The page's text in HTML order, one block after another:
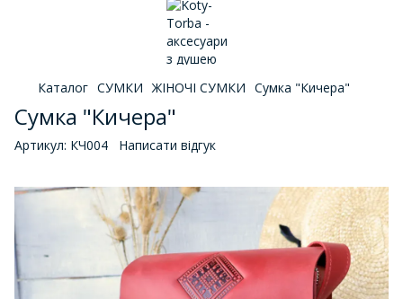
Каталог СУМКИ ЖІНОЧІ СУМКИ Сумка "Кичера"
Сумка "Кичера"
Артикул: КЧ004 Написати відгук